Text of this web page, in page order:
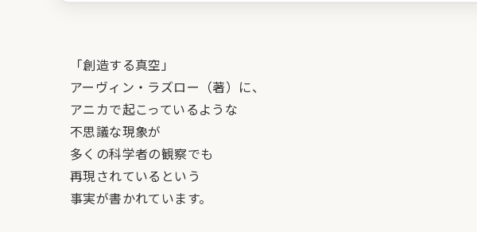
「創造する真空」
アーヴィン・ラズロー（著）に、
アニカで起こっているような
不思議な現象が
多くの科学者の観察でも
再現されているという
事実が書かれています。